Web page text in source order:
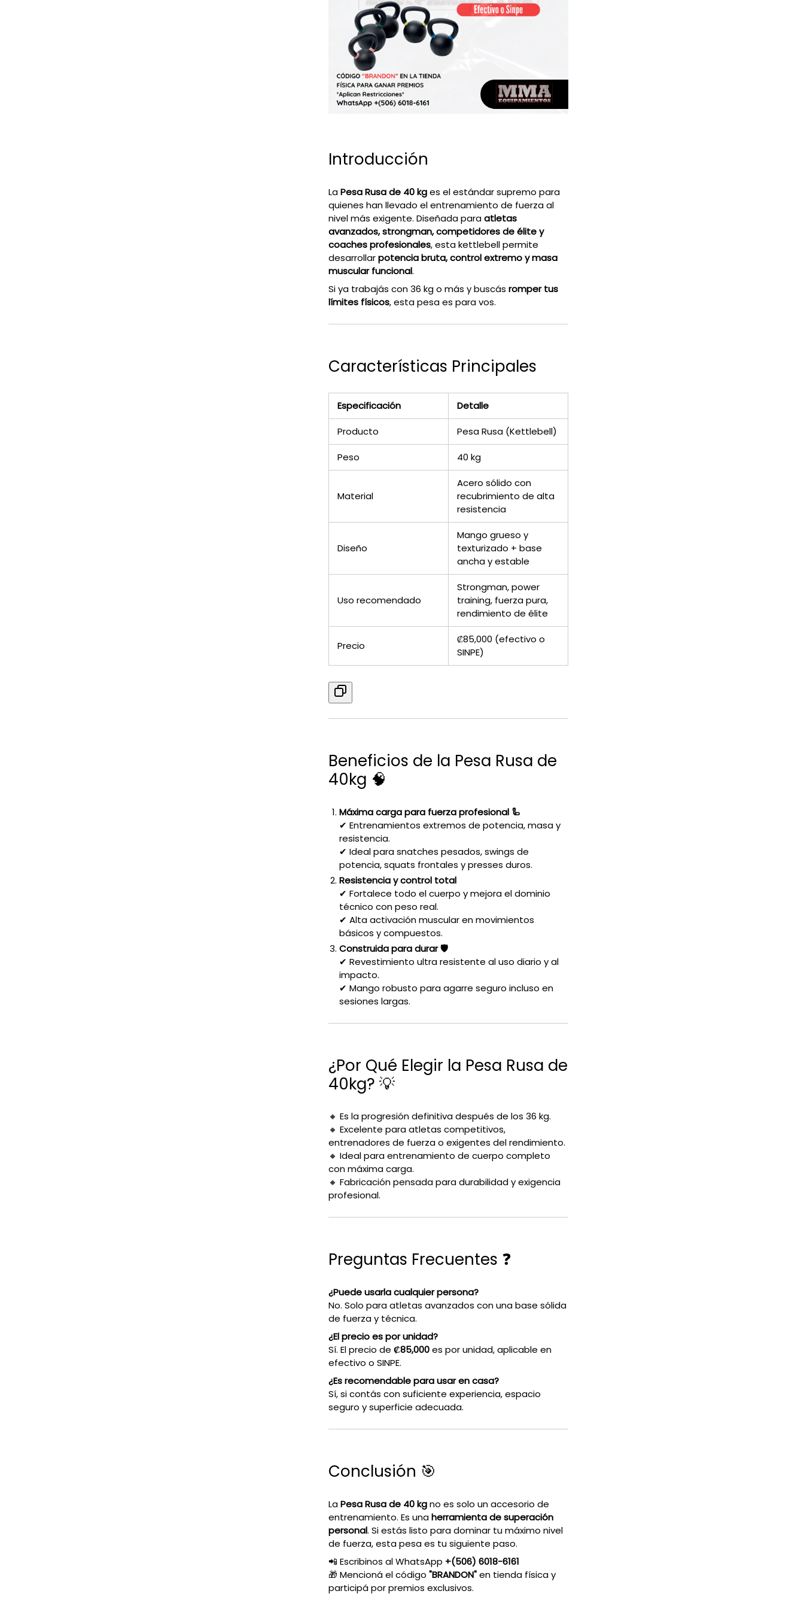
Introducción
LaPesa Rusa de 40 kges el estándar supremo para
quienes han llevado el entrenamiento de fuerza al
nivel más exigente. Diseñada paraatletas
avanzados, strongman, competidores de élite y
coaches profesionales, esta kettlebell permite
desarrollarpotencia bruta, control extremo y masa
muscular funcional.
Si ya trabajás con 36 kg o más y buscás romper tus
límites físicos, esta pesa es para vos.
Características Principales
Especificación Detalle
Producto Pesa Rusa (Kettlebell)
Peso 40 kg
Material
Acero sólido con
recubrimiento de alta
resistencia
Diseño
Mango grueso y
texturizado + base
ancha y estable
Uso recomendado
Strongman, power
training, fuerza pura,
rendimiento de élite
Precio
₡85,000 (efectivo o
SINPE)
Beneficios de la Pesa Rusa de
40kg 🧠
Máxima carga para fuerza profesional 🦾
✔ Entrenamientos extremos de potencia, masa y
resistencia.
✔ Ideal para snatches pesados, swings de
potencia, squats frontales y presses duros.
Resistencia y control total
✔ Fortalece todo el cuerpo y mejora el dominio
técnico con peso real.
✔ Alta activación muscular en movimientos
básicos y compuestos.
Construida para durar 🛡️
✔ Revestimiento ultra resistente al uso diario y al
impacto.
✔ Mango robusto para agarre seguro incluso en
sesiones largas.
¿Por Qué Elegir la Pesa Rusa de
40kg? 💡
🔸 Es la progresión definitiva después de los 36 kg.
🔸 Excelente para atletas competitivos,
entrenadores de fuerza o exigentes del rendimiento.
🔸 Ideal para entrenamiento de cuerpo completo
con máxima carga.
🔸 Fabricación pensada para durabilidad y exigencia
profesional.
Preguntas Frecuentes ❓
¿Puede usarla cualquier persona?
No. Solo para atletas avanzados con una base sólida
de fuerza y técnica.
¿El precio es por unidad?
Sí. El precio de ₡85,000es por unidad, aplicable en
efectivo o SINPE.
¿Es recomendable para usar en casa?
Sí, si contás con suficiente experiencia, espacio
seguro y superficie adecuada.
Conclusión 🎯
LaPesa Rusa de 40 kgno es solo un accesorio de
entrenamiento. Es unaherramienta de superación
personal. Si estás listo para dominar tu máximo nivel
de fuerza, esta pesa es tu siguiente paso.
📲 Escribinos al WhatsApp +(506) 6018-6161
🎁 Mencioná el código "BRANDON"en tienda física y
participá por premios exclusivos.